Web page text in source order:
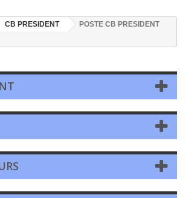
CB PRESIDENT
POSTE CB PRESIDENT